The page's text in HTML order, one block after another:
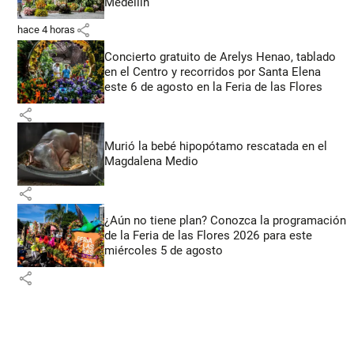
hace 4 horas share
Concierto gratuito de Arelys Henao, tablado
en el Centro y recorridos por Santa Elena
este 6 de agosto en la Feria de las Flores
share
Murió la bebé hipopótamo rescatada en el
Magdalena Medio
share
¿Aún no tiene plan? Conozca la programación
de la Feria de las Flores 2026 para este
miércoles 5 de agosto
share